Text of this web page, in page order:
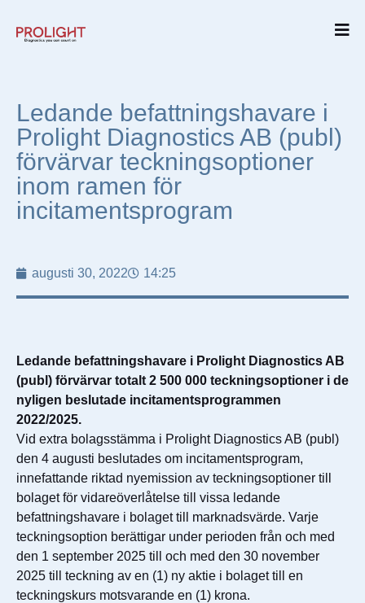
Ledande befattningshavare i
Prolight Diagnostics AB (publ)
förvärvar teckningsoptioner
inom ramen för
incitamentsprogram
augusti 30, 2022 14:25
Ledande befattningshavare i Prolight Diagnostics AB
(publ) förvärvar totalt 2 500 000 teckningsoptioner i de
nyligen beslutade incitamentsprogrammen
2022/2025.
Vid extra bolagsstämma i Prolight Diagnostics AB (publ)
den 4 augusti beslutades om incitamentsprogram,
innefattande riktad nyemission av teckningsoptioner till
bolaget för vidareöverlåtelse till vissa ledande
befattningshavare i bolaget till marknadsvärde. Varje
teckningsoption berättigar under perioden från och med
den 1 september 2025 till och med den 30 november
2025 till teckning av en (1) ny aktie i bolaget till en
teckningskurs motsvarande en (1) krona.